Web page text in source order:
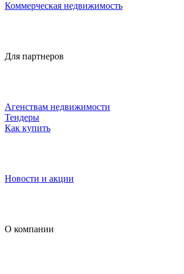
Коммерческая недвижимость
Для партнеров
Агенствам недвижимости
Тендеры
Как купить
Новости и акции
О компании